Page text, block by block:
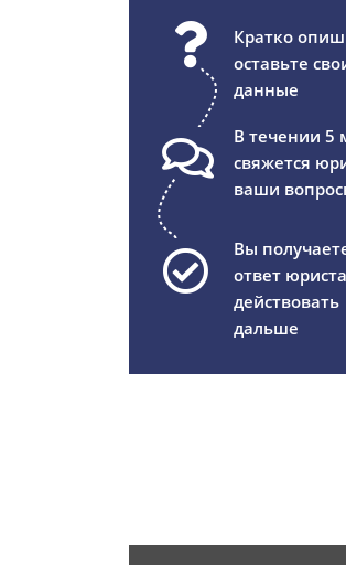
Кратко
оставьте
данные
В течении 5
свяжется
ваши
Вы
ответ
действовать
дальше